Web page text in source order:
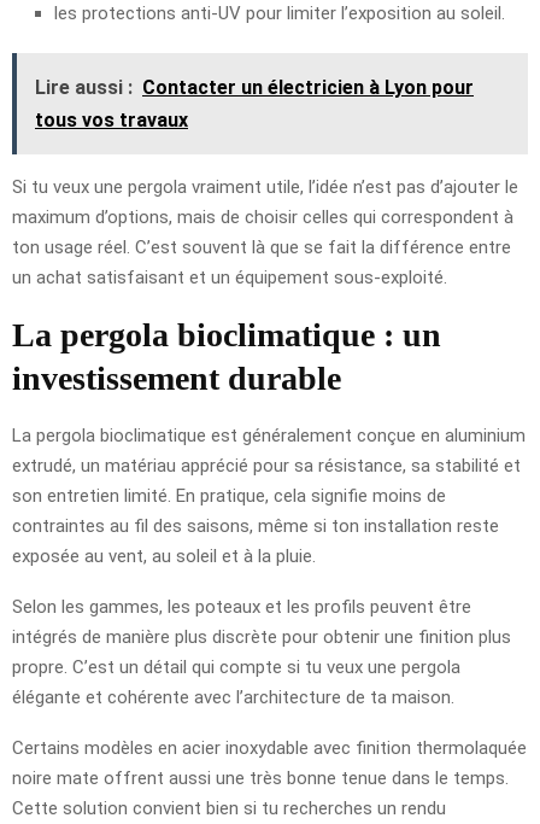
les protections anti-UV pour limiter l’exposition au soleil.
Lire aussi : Contacter un électricien à Lyon pour
tous vos travaux
Si tu veux une pergola vraiment utile, l’idée n’est pas d’ajouter le
maximum d’options, mais de choisir celles qui correspondent à
ton usage réel. C’est souvent là que se fait la différence entre
un achat satisfaisant et un équipement sous-exploité.
La pergola bioclimatique : un
investissement durable
La pergola bioclimatique est généralement conçue en aluminium
extrudé, un matériau apprécié pour sa résistance, sa stabilité et
son entretien limité. En pratique, cela signifie moins de
contraintes au fil des saisons, même si ton installation reste
exposée au vent, au soleil et à la pluie.
Selon les gammes, les poteaux et les profils peuvent être
intégrés de manière plus discrète pour obtenir une finition plus
propre. C’est un détail qui compte si tu veux une pergola
élégante et cohérente avec l’architecture de ta maison.
Certains modèles en acier inoxydable avec finition thermolaquée
noire mate offrent aussi une très bonne tenue dans le temps.
Cette solution convient bien si tu recherches un rendu